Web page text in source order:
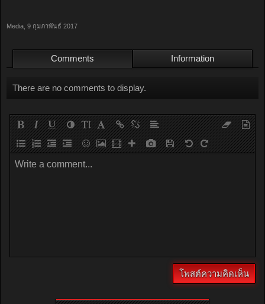
Media 9 กุมภาพันธ์ 2017
Comments Information
There are no comments to display.
Write a comment...